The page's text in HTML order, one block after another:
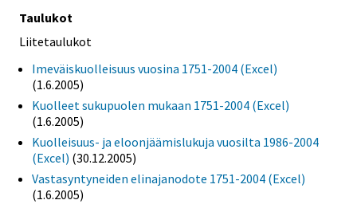
Taulukot
Liitetaulukot
Imeväiskuolleisuus vuosina 1751-2004 (Excel)
(1.6.2005)
Kuolleet sukupuolen mukaan 1751-2004 (Excel)
(1.6.2005)
Kuolleisuus- ja eloonjäämislukuja vuosilta 1986-2004
(Excel) (30.12.2005)
Vastasyntyneiden elinajanodote 1751-2004 (Excel)
(1.6.2005)